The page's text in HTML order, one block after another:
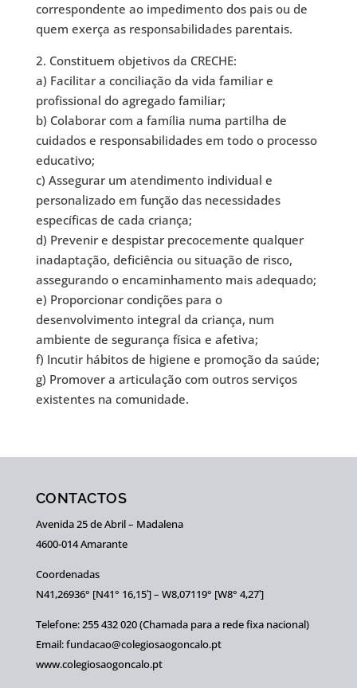
correspondente ao impedimento dos pais ou de
quem exerça as responsabilidades parentais.
2. Constituem objetivos da CRECHE:
a) Facilitar a conciliação da vida familiar e
profissional do agregado familiar;
b) Colaborar com a família numa partilha de
cuidados e responsabilidades em todo o processo
educativo;
c) Assegurar um atendimento individual e
personalizado em função das necessidades
específicas de cada criança;
d) Prevenir e despistar precocemente qualquer
inadaptação, deficiência ou situação de risco,
assegurando o encaminhamento mais adequado;
e) Proporcionar condições para o
desenvolvimento integral da criança, num
ambiente de segurança física e afetiva;
f) Incutir hábitos de higiene e promoção da saúde;
g) Promover a articulação com outros serviços
existentes na comunidade.
CONTACTOS
Avenida 25 de Abril – Madalena
4600-014 Amarante
Coordenadas
N41,26936° [N41° 16,15ʹ] – W8,07119° [W8° 4,27ʹ]
Telefone: 255 432 020 (Chamada para a rede fixa nacional)
Email: fundacao@colegiosaogoncalo.pt
www.colegiosaogoncalo.pt